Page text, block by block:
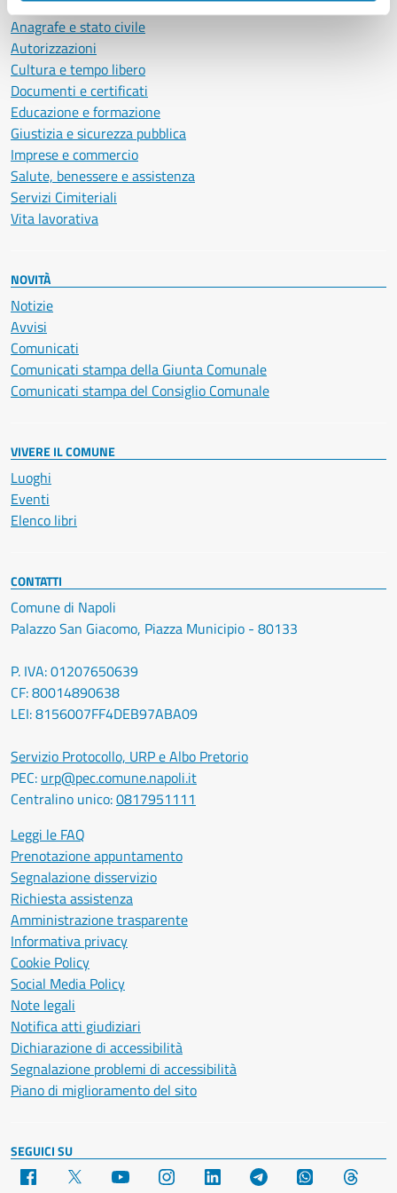
Ambiente
Anagrafe e stato civile
Autorizzazioni
Cultura e tempo libero
Documenti e certificati
Educazione e formazione
Giustizia e sicurezza pubblica
Imprese e commercio
Salute, benessere e assistenza
Servizi Cimiteriali
Vita lavorativa
NOVITÀ
Notizie
Avvisi
Comunicati
Comunicati stampa della Giunta Comunale
Comunicati stampa del Consiglio Comunale
VIVERE IL COMUNE
Luoghi
Eventi
Elenco libri
CONTATTI
Comune di Napoli
Palazzo San Giacomo, Piazza Municipio - 80133
P. IVA: 01207650639
CF: 80014890638
LEI: 8156007FF4DEB97ABA09
Servizio Protocollo, URP e Albo Pretorio
PEC: urp@pec.comune.napoli.it
Centralino unico:0817951111
Leggi le FAQ
Prenotazione appuntamento
Segnalazione disservizio
Richiesta assistenza
Amministrazione trasparente
Informativa privacy
Cookie Policy
Social Media Policy
Note legali
Notifica atti giudiziari
Dichiarazione di accessibilità
Segnalazione problemi di accessibilità
Piano di miglioramento del sito
SEGUICI SU
Facebook YouTube Instagram LinkedIn Telegram WhatsApp